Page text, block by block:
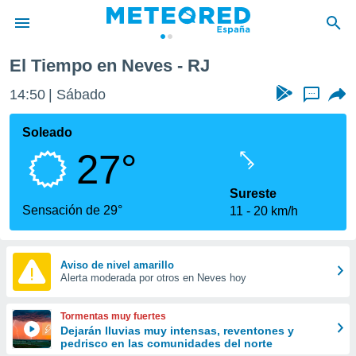
de
por
que se
calidad.
a este
las
y
forma
digital
basada
El Tiempo en Neves - RJ
14:50 Sábado ...
Soleado
27°
Sensación de 29°
Sureste
11
20 km/h
Aviso de nivel amarillo
Alerta moderada por otros en Neves hoy
Tormentas muy fuertes
Dejarán lluvias muy intensas, reventones y
pedrisco en las comunidades del norte